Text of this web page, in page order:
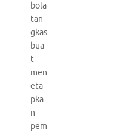
bola
tan
gkas
bua
t
men
eta
pka
n
pem